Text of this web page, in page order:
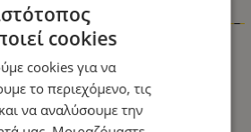
- Προειδοποίησης
- Ομιχλώδεις -
Καιρούς
cookies
cookies για να
το περιεχόμενο, τις
να αναλύσουμε την